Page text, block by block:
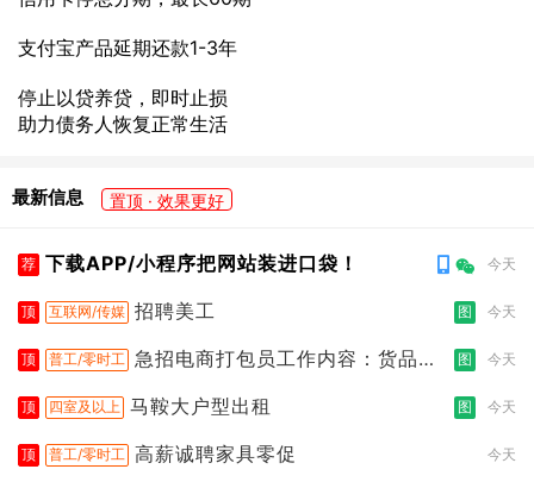
支付宝产品延期还款1-3年
停止以贷养贷，即时止损
助力债务人恢复正常生活
最新信息 置顶 · 效果更好
荐 下载APP/小程序把网站装进口袋！ 今天
顶 互联网/传媒 招聘美工 图 今天
顶 普工/零时工 急招电商打包员工作内容：货品分
图 今天
顶 四室及以上 马鞍大户型出租 图 今天
顶 普工/零时工 高薪诚聘家具零促 今天